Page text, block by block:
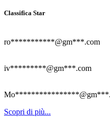
Classifica Star
ro***********@gm***.com
iv*********@gm***.com
Scopri di più...